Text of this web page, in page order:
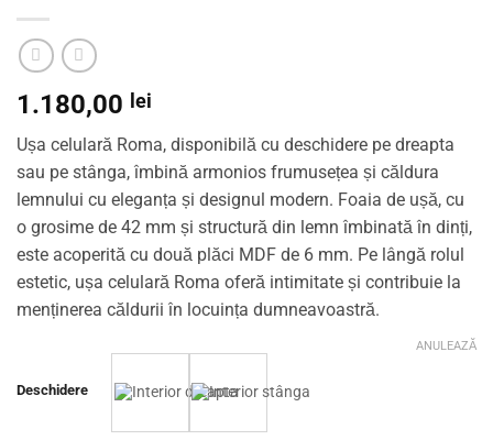
1.180,00 lei
Ușa celulară Roma, disponibilă cu deschidere pe dreapta
sau pe stânga, îmbină armonios frumusețea și căldura
lemnului cu eleganța și designul modern. Foaia de ușă, cu
o grosime de 42 mm și structură din lemn îmbinată în dinți,
este acoperită cu două plăci MDF de 6 mm. Pe lângă rolul
estetic, ușa celulară Roma oferă intimitate și contribuie la
menținerea căldurii în locuința dumneavoastră.
Deschidere
ANULEAZĂ